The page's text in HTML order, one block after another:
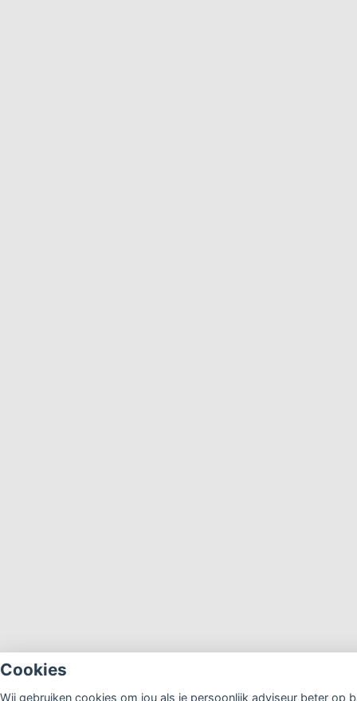
Cookies
Wij gebruiken cookies om jou als je persoonlijk adviseur beter op